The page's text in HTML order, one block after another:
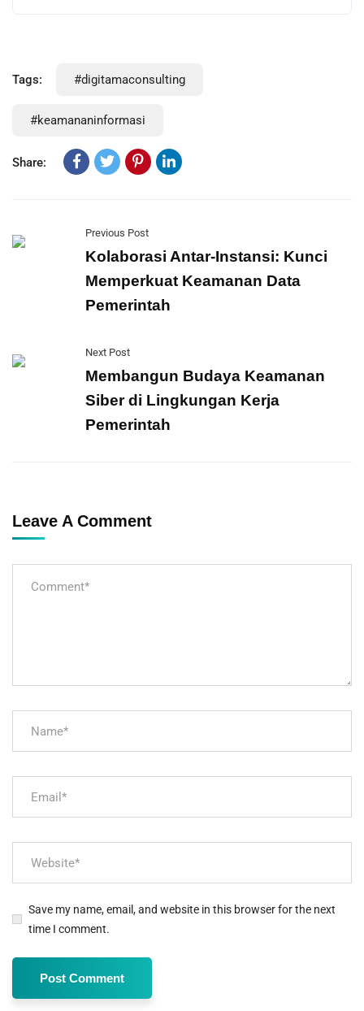
Tags: #digitamaconsulting
#keamananinformasi
Share:
Previous Post
Kolaborasi Antar-Instansi: Kunci
Memperkuat Keamanan Data
Pemerintah
Next Post
Membangun Budaya Keamanan
Siber di Lingkungan Kerja
Pemerintah
Leave A Comment
Save my name, email, and website in this browser for the next
time I comment.